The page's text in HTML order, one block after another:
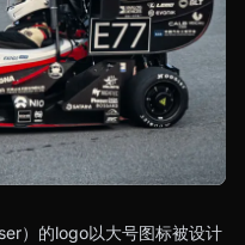
）的logo以大号图标被设计